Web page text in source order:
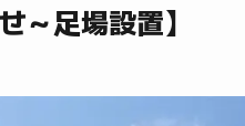
～足場設置】